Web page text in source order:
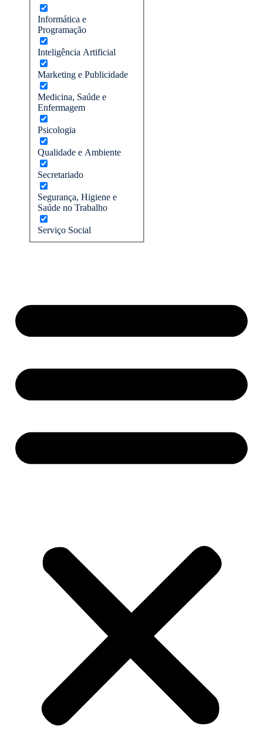
Informática e
Programação
Inteligência Artificial
Marketing e Publicidade
Medicina, Saúde e
Enfermagem
Psicologia
Qualidade e Ambiente
Secretariado
Segurança, Higiene e
Saúde no Trabalho
Serviço Social